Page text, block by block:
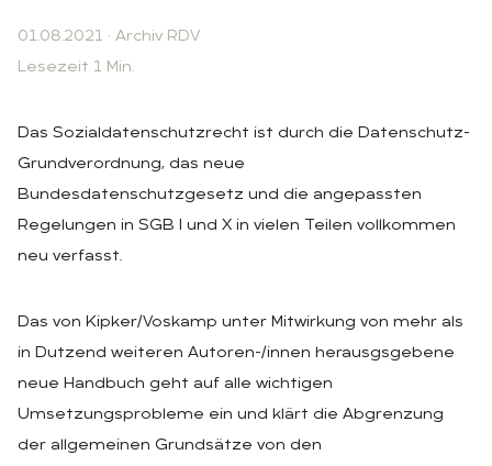
01.08.2021 · Archiv RDV
Lesezeit 1 Min.
Das Sozialdatenschutzrecht ist durch die Datenschutz-
Grundverordnung, das neue
Bundesdatenschutzgesetz und die angepassten
Regelungen in SGB I und X in vielen Teilen vollkommen
neu verfasst.
Das von Kipker/Voskamp unter Mitwirkung von mehr als
in Dutzend weiteren Autoren-/innen herausgsgebene
neue Handbuch geht auf alle wichtigen
Umsetzungsprobleme ein und klärt die Abgrenzung
der allgemeinen Grundsätze von den